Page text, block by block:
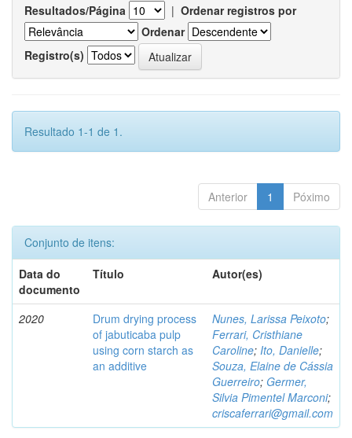
Resultados/Página | Ordenar registros por
Ordenar
Registro(s)
Resultado 1-1 de 1.
Anterior 1 Póximo
Conjunto de itens:
Data do
documento
Título Autor(es)
2020
Drum drying process
of jabuticaba pulp
using corn starch as
an additive
Nunes, Larissa Peixoto;
Ferrari, Cristhiane
Caroline; Ito, Danielle;
Souza, Elaine de Cássia
Guerreiro; Germer,
Silvia Pimentel Marconi;
criscaferrari@gmail.com